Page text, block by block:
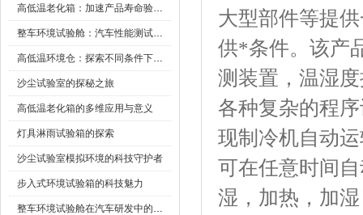
高低温老化箱：加速产品寿命验证的可靠伙伴
整车环境试验舱：汽车性能测试的设备
高低温环境仓：探索不同条件下的科学奥秘
沙尘试验室的探秘之旅
高低温老化箱的多维应用与意义
灯具淋雨试验箱的探索
沙尘试验室模拟环境的科技守护者
步入式环境试验箱的科技魅力
整车环境试验舱在汽车研发中的作用
大型部件等提供
供*条件。该产
测装置，温湿
各种复杂的程序设
现制冷机自动运
可在任意时间自动
湿，加热